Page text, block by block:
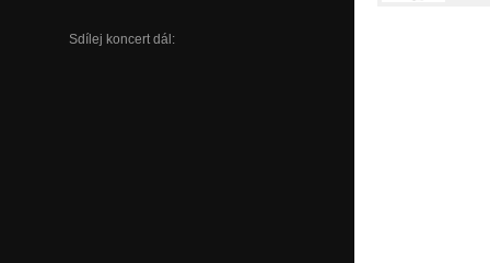
Sdílej koncert dál: